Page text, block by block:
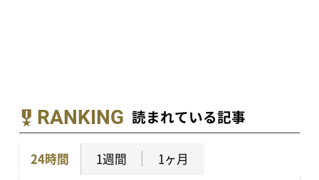
RANKING 読まれている記事
24時間 1週間 1ヶ月